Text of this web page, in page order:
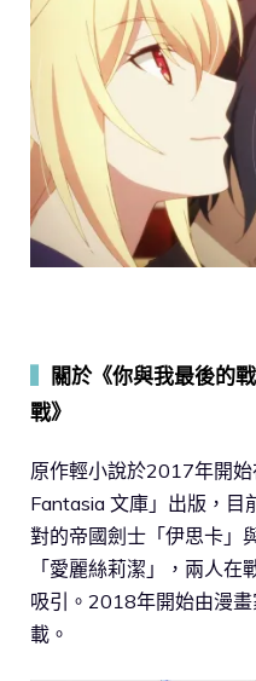
關於《你與我最後的
戰》
原作輕小說於2017年開
Fantasia 文庫」出版，目
對的帝國劍士「伊思卡」
「愛麗絲莉潔」，兩人
吸引。2018年開始由漫
載。